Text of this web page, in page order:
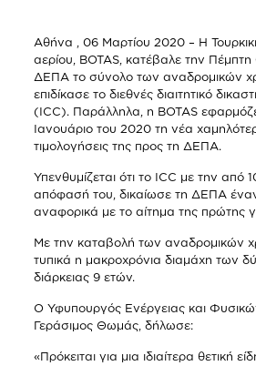
Αθήνα , 06 Μαρτίου 2020 – Η
αερίου, BOTAS, κατέβαλε την
ΔΕΠΑ το σύνολο των αναδρομικών
επιδίκασε το διεθνές διαιτητικό
(ICC). Παράλληλα, η BOTAS
Ιανουάριο του 2020 τη νέα
τιμολογήσεις της προς τη ΔΕΠΑ.
Υπενθυμίζεται ότι το ICC με την από
απόφασή του, δικαίωσε τη ΔΕΠΑ
αναφορικά με το αίτημα της πρώτης
Με την καταβολή των αναδρομικών
τυπικά η μακροχρόνια διαμάχη των
διάρκειας 9 ετών.
Ο Υφυπουργός Ενέργειας και
Γεράσιμος Θωμάς, δήλωσε:
«Πρόκειται για μια ιδιαίτερα θετική